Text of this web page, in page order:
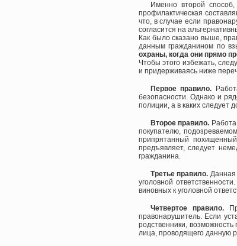
Именно второй
профилактическая
что, в случае если
согласится на
Как было сказано выше,
данным гражданином по
охраны, когда они прямо
Чтобы этого избежать,
и придерживаясь ниже
Первое правило.
безопасности. Однако и
полиции, а в каких следует
Второе правило.
покупателю,
припрятанный
предъявляет, следует
гражданина.
Третье правило. Данная
уголовной
виновных к уголовной
Четвертое правило.
правонарушитель. Если
родственники,
лица, проводящего данную